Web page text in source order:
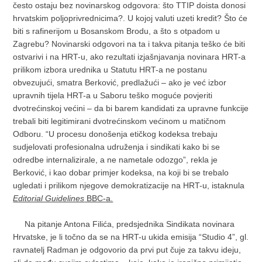
često ostaju bez novinarskog odgovora: što TTIP doista donosi
hrvatskim poljoprivrednicima?. U kojoj valuti uzeti kredit? Što će
biti s rafinerijom u Bosanskom Brodu, a što s otpadom u
Zagrebu? Novinarski odgovori na ta i takva pitanja teško će biti
ostvarivi i na HRT-u, ako rezultati izjašnjavanja novinara HRT-a
prilikom izbora urednika u Statutu HRT-a ne postanu
obvezujući, smatra Berković, predlažući – ako je već izbor
upravnih tijela HRT-a u Saboru teško moguće povjeriti
dvotrećinskoj većini – da bi barem kandidati za upravne funkcije
trebali biti legitimirani dvotrećinskom većinom u matičnom
Odboru. “U procesu donošenja etičkog kodeksa trebaju
sudjelovati profesionalna udruženja i sindikati kako bi se
odredbe internalizirale, a ne nametale odozgo”, rekla je
Berković, i kao dobar primjer kodeksa, na koji bi se trebalo
ugledati i prilikom njegove demokratizacije na HRT-u, istaknula
Editorial Guidelines BBC-a.
Na pitanje Antona Filića, predsjednika Sindikata novinara
Hrvatske, je li točno da se na HRT-u ukida emisija “Studio 4”, gl.
ravnatelj Radman je odgovorio da prvi put čuje za takvu ideju,